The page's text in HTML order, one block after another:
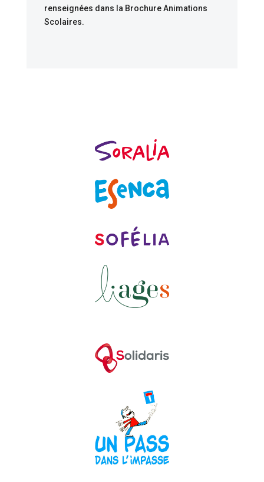
renseignées dans la Brochure Animations
Scolaires.